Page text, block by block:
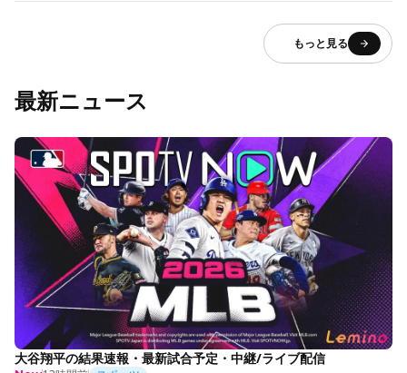
もっと見る
最新ニュース
大谷翔平の結果速報・最新試合予定・中継/ライブ配信